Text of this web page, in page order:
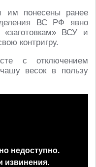
им понесены ранее
ВС РФ явно
ВСУ и
контригру.
с отключением
весок в пользу